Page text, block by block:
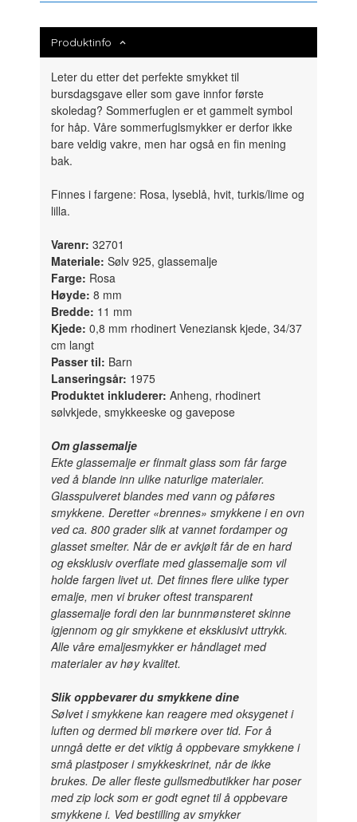
Produktinfo
Leter du etter det perfekte smykket til
bursdagsgave eller som gave innfor første
skoledag? Sommerfuglen er et gammelt symbol
for håp. Våre sommerfuglsmykker er derfor ikke
bare veldig vakre, men har også en fin mening
bak.
Finnes i fargene: Rosa, lyseblå, hvit, turkis/lime og
lilla.
Varenr: 32701
Materiale: Sølv 925, glassemalje
Farge: Rosa
Høyde:8 mm
Bredde: 11 mm
Kjede: 0,8 mm rhodinert Veneziansk kjede, 34/37
cm langt
Passer til: Barn
Lanseringsår: 1975
Produktet inkluderer: Anheng, rhodinert
sølvkjede, smykkeeske og gavepose
Om glassemalje
Ekte glassemalje er finmalt glass som får farge
ved å blande inn ulike naturlige materialer.
Glasspulveret blandes med vann og påføres
smykkene. Deretter «brennes» smykkene i en ovn
ved ca. 800 grader slik at vannet fordamper og
glasset smelter. Når de er avkjølt får de en hard
og eksklusiv overflate med glassemalje som vil
holde fargen livet ut. Det finnes flere ulike typer
emalje, men vi bruker oftest transparent
glassemalje fordi den lar bunnmønsteret skinne
igjennom og gir smykkene et eksklusivt uttrykk.
Alle våre emaljesmykker er håndlaget med
materialer av høy kvalitet.
Slik oppbevarer du smykkene dine
Sølvet i smykkene kan reagere med oksygenet i
luften og dermed bli mørkere over tid. For å
unngå dette er det viktig å oppbevare smykkene i
små plastposer i smykkeskrinet, når de ikke
brukes. De aller fleste gullsmedbutikker har poser
med zip lock som er godt egnet til å oppbevare
smykkene i. Ved bestilling av smykker